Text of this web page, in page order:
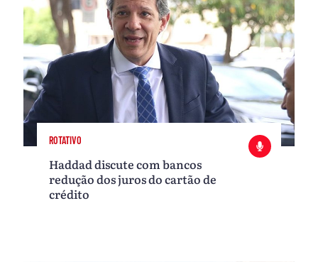
ROTATIVO
Haddad discute com bancos
redução dos juros do cartão de
crédito